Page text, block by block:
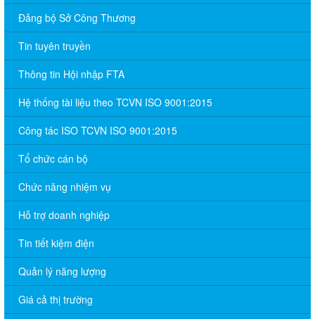
Đảng bộ Sở Công Thương
Tin tuyên truyền
Thông tin Hội nhập FTA
Hệ thống tài liệu theo TCVN ISO 9001:2015
Công tác ISO TCVN ISO 9001:2015
Tổ chức cán bộ
Chức năng nhiệm vụ
Hỗ trợ doanh nghiệp
Tin tiết kiệm điện
Quản lý năng lượng
Giá cả thị trường